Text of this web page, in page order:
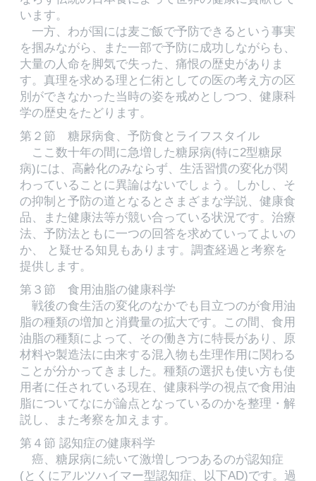
います。
一方、わが国には麦ご飯で予防できるという事実
を掴みながら、また一部で予防に成功しながらも、
大量の人命を脚気で失った、痛恨の歴史がありま
す。真理を求める理と仁術としての医の考え方の区
別ができなかった当時の姿を戒めとしつつ、健康科
学の歴史をたどります。
第２節 糖尿病食、予防食とライフスタイル
ここ数十年の間に急増した糖尿病(特に2型糖尿
病)には、高齢化のみならず、生活習慣の変化が関
わっていることに異論はないでしょう。しかし、そ
の抑制と予防の道となるとさまざまな学説、健康食
品、また健康法等が競い合っている状況です。治療
法、予防法ともに一つの回答を求めていってよいの
か、 と疑せる知見もあります。調査経過と考察を
提供します。
第３節 食用油脂の健康科学
戦後の食生活の変化のなかでも目立つのが食用油
脂の種類の増加と消費量の拡大です。この間、食用
油脂の種類によって、その働き方に特長があり、原
材料や製造法に由来する混入物も生理作用に関わる
ことが分かってきました。種類の選択も使い方も使
用者に任されている現在、健康科学の視点で食用油
脂についてなにが論点となっているのかを整理・解
説し、また考察を加えます。
第４節 認知症の健康科学
癌、糖尿病に続いて激増しつつあるのが認知症
(とくにアルツハイマー型認知症、以下AD)です。過